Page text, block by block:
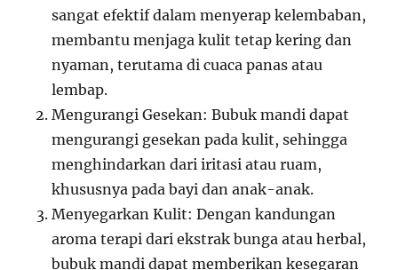
sangat efektif dalam menyerap kelembaban,
membantu menjaga kulit tetap kering dan
nyaman, terutama di cuaca panas atau
lembap.
Mengurangi Gesekan: Bubuk mandi dapat
mengurangi gesekan pada kulit, sehingga
menghindarkan dari iritasi atau ruam,
khususnya pada bayi dan anak-anak.
Menyegarkan Kulit: Dengan kandungan
aroma terapi dari ekstrak bunga atau herbal,
bubuk mandi dapat memberikan kesegaran